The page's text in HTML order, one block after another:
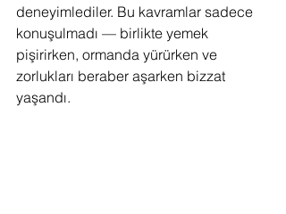
deneyimlediler. Bu kavramlar sadece
konuşulmadı — birlikte yemek
pişirirken, ormanda yürürken ve
zorlukları beraber aşarken bizzat
yaşandı.